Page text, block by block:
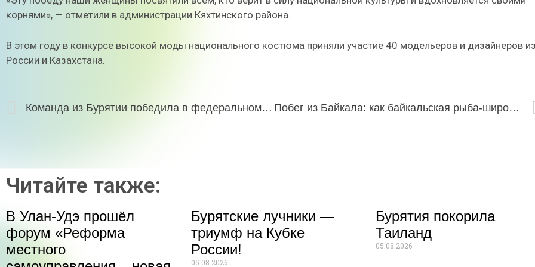
корнями», — отметили в администрации Кяхтинского района.
В этом году в конкурсе высокой моды национального костюма приняли участие 40 модельеров и дизайнеров
России и Казахстана.
Команда из Бурятии победила в федеральном конкурсе «Школьный агростартап» Побег из Байкала: как байкальская рыба-широколобка оказалась в Енисее
Читайте также:
В Улан-Удэ прошёл
форум «Реформа
местного
Бурятские лучники —
триумф на Кубке
России!
05.08.2026
Бурятия покорила
Таиланд
05.08.2026